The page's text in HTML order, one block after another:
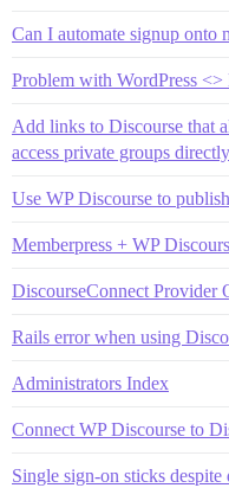
Can I automate signup onto
Problem with WordPress
Add links to Discourse that
access private groups
Use WP Discourse to
Memberpress + WP
DiscourseConnect Provider
Rails error when using
Administrators Index
Connect WP Discourse to
Single sign-on sticks